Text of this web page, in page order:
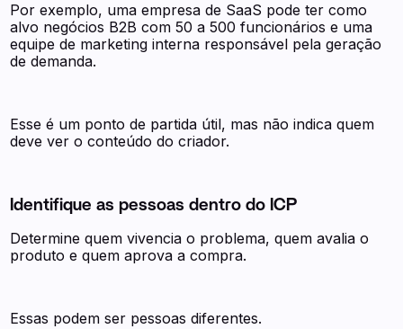
Por exemplo, uma empresa de SaaS pode ter como
alvo negócios B2B com 50 a 500 funcionários e uma
equipe de marketing interna responsável pela geração
de demanda.
Esse é um ponto de partida útil, mas não indica quem
deve ver o conteúdo do criador.
Identifique as pessoas dentro do ICP
Determine quem vivencia o problema, quem avalia o
produto e quem aprova a compra.
Essas podem ser pessoas diferentes.